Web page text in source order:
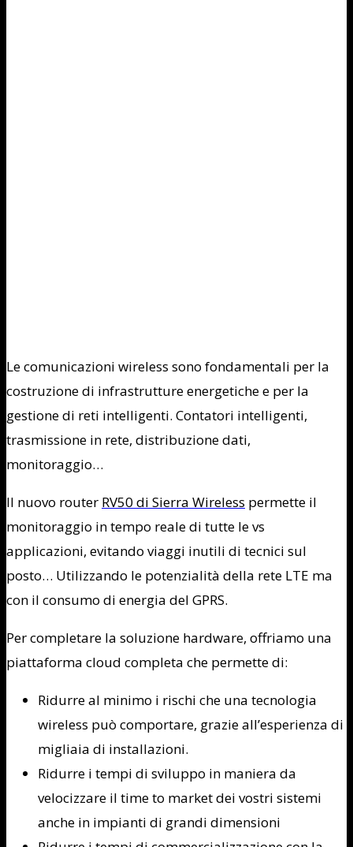
Le comunicazioni wireless sono fondamentali per la
costruzione di infrastrutture energetiche e per la
gestione di reti intelligenti. Contatori intelligenti,
trasmissione in rete, distribuzione dati,
monitoraggio…
Il nuovo router RV50 di Sierra Wireless permette il
monitoraggio in tempo reale di tutte le vs
applicazioni, evitando viaggi inutili di tecnici sul
posto… Utilizzando le potenzialità della rete LTE ma
con il consumo di energia del GPRS.
Per completare la soluzione hardware, offriamo una
piattaforma cloud completa che permette di:
Ridurre al minimo i rischi che una tecnologia
wireless può comportare, grazie all’esperienza di
migliaia di installazioni.
Ridurre i tempi di sviluppo in maniera da
velocizzare il time to market dei vostri sistemi
anche in impianti di grandi dimensioni